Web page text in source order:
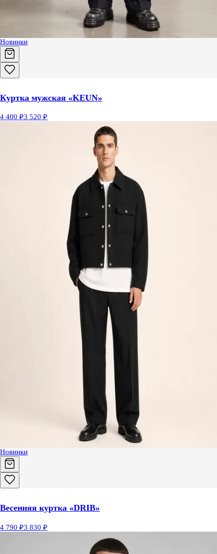
Новинки
Куртка мужская «KEUN»
4 400 ₽3 520 ₽
Новинки
Весенняя куртка «DRIB»
4 790 ₽3 830 ₽